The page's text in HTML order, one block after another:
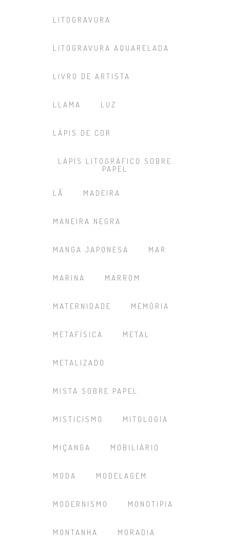
LITOGRAVURA
LITOGRAVURA AQUARELADA
LIVRO DE ARTISTA
LLAMA LUZ
LÁPIS DE COR
LÁPIS LITOGRÁFICO SOBRE
PAPEL
LÃ MADEIRA
MANEIRA NEGRA
MANGA JAPONESA MAR
MARINA MARROM
MATERNIDADE MEMÓRIA
METAFÍSICA METAL
METALIZADO
MISTA SOBRE PAPEL
MISTICISMO MITOLOGIA
MIÇANGA MOBILIÁRIO
MODA MODELAGEM
MODERNISMO MONOTIPIA
MONTANHA MORADIA